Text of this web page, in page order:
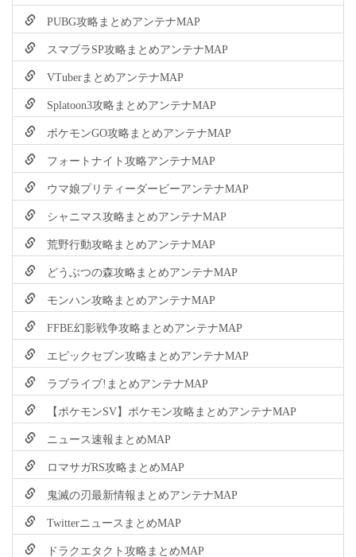
PUBG攻略まとめアンテナMAP
スマブラSP攻略まとめアンテナMAP
VTuberまとめアンテナMAP
Splatoon3攻略まとめアンテナMAP
ポケモンGO攻略まとめアンテナMAP
フォートナイト攻略アンテナMAP
ウマ娘プリティーダービーアンテナMAP
シャニマス攻略まとめアンテナMAP
荒野行動攻略まとめアンテナMAP
どうぶつの森攻略まとめアンテナMAP
モンハン攻略まとめアンテナMAP
FFBE幻影戦争攻略まとめアンテナMAP
エピックセブン攻略まとめアンテナMAP
ラブライブ!まとめアンテナMAP
【ポケモンSV】ポケモン攻略まとめアンテナMAP
ニュース速報まとめMAP
ロマサガRS攻略まとめMAP
鬼滅の刃最新情報まとめアンテナMAP
TwitterニュースまとめMAP
ドラクエタクト攻略まとめMAP